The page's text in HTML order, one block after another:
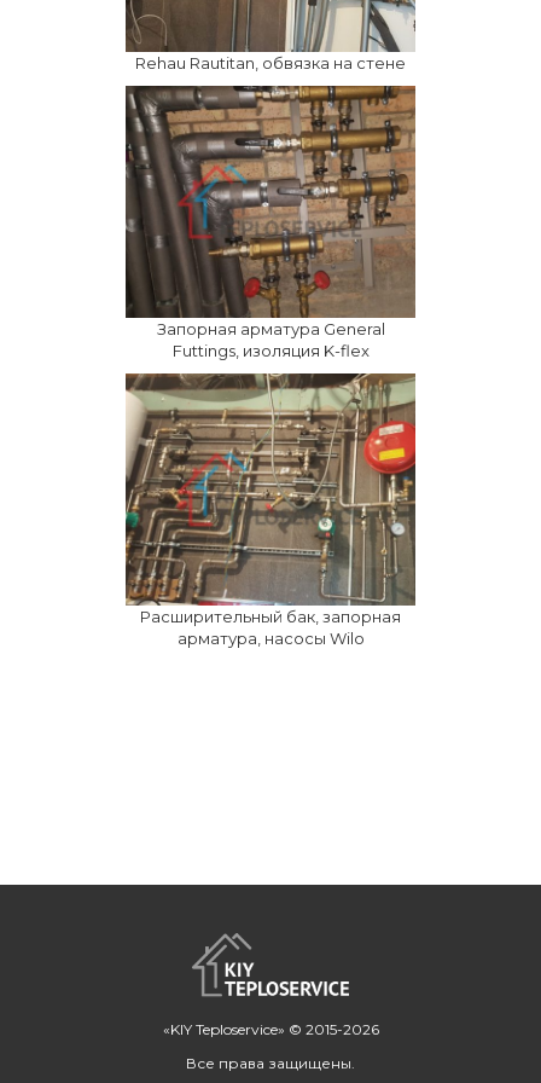
Rehau Rautitan, обвязка на стене
Запорная арматура General
Futtings, изоляция K-flex
Расширительный бак, запорная
арматура, насосы Wilo
«KIY Teploservice» © 2015-2026
Все права защищены.